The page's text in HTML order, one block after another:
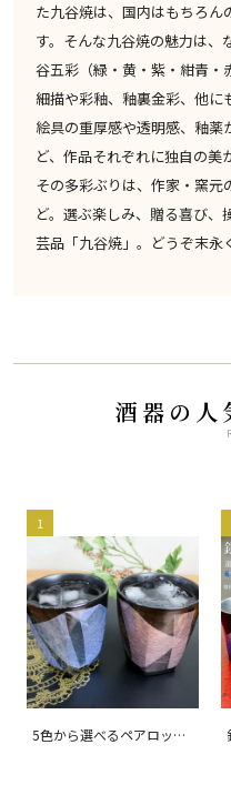
た九谷焼は、国内はもちろん
す。そんな九谷焼の魅力は、
谷五彩（緑・黄・紫・紺青・
細描や彩釉、釉裏金彩、他に
絵具の重厚感や透明感、釉
ど、作品それぞれに独自の美
その多彩ぶりは、作家・窯
ど。選ぶ楽しみ、贈る喜び
芸品「九谷焼」。どうぞ末永
酒器の人
1
5色から選べるペアロック